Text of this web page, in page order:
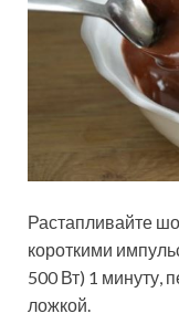
Растапливайте
короткими
500 Вт) 1 минуту,
ложкой.